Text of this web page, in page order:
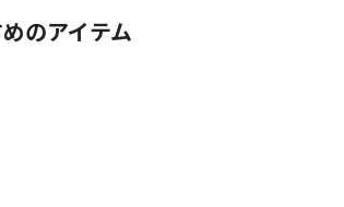
のアイテム